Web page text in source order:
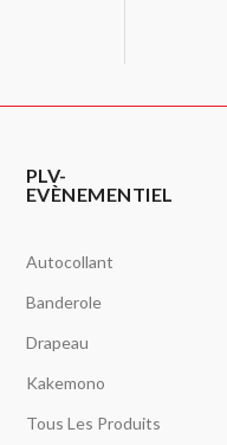
PLV-
EVÈNEMENTIEL
Autocollant
Banderole
Drapeau
Kakemono
Tous Les Produits